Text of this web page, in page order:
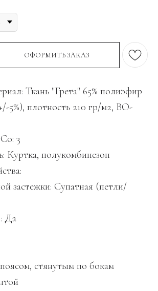
ОФОРМИТЬ ЗАКАЗ
Ткань "Грета" 65% полиэфир
5%), плотность 210 гр/м2, ВО-
3
Куртка, полукомбинезон
застежки: Супатная (петли/
Да
стянутым по бокам